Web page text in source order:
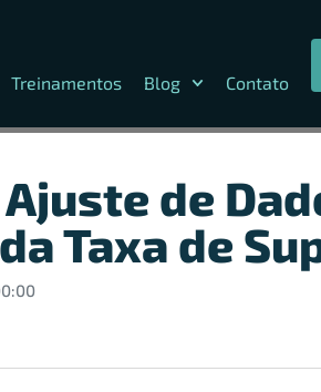
Treinamentos Blog Contato
de
Taxa de